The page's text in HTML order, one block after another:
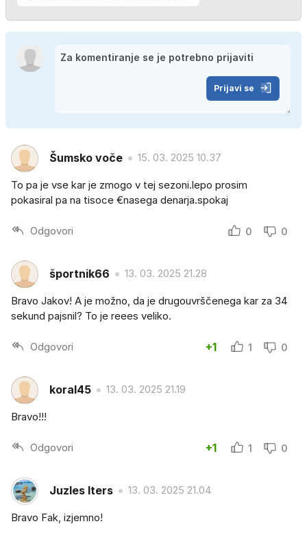
Prijavi se
Šumsko voče 15. 03. 2025 10.37
To pa je vse kar je zmogo v tej sezoni.lepo prosim
pokasiral pa na tisoce €nasega denarja.spokaj
Odgovori 0 0
športnik66 13. 03. 2025 21.28
Bravo Jakov! A je možno, da je drugouvrščenega kar za 34
sekund pajsnil? To je reees veliko.
Odgovori +1 1 0
koral45 13. 03. 2025 21.19
Bravo!!!
Odgovori +1 1 0
Juzles Iters 13. 03. 2025 21.04
Bravo Fak, izjemno!